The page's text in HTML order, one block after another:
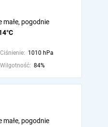
małe, pogodnie
Ciśnienie: 1010 hPa
Wilgotność: 84%
małe, pogodnie